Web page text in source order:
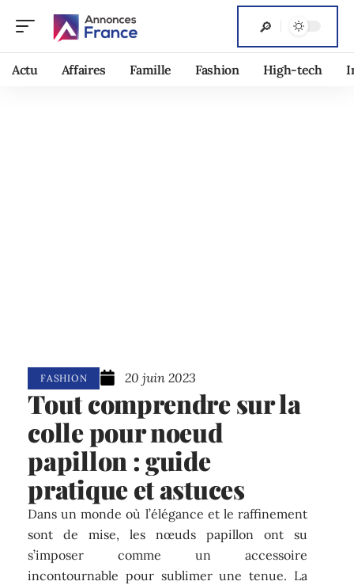
Actu Affaires Famille Fashion High-tech
FASHION 20 juin 2023
Tout comprendre sur la
colle pour noeud
papillon : guide
pratique et astuces
Dans un monde où l’élégance et le raffinement
sont de mise, les nœuds papillon ont su
s’imposer comme un accessoire
incontournable pour sublimer une tenue. La